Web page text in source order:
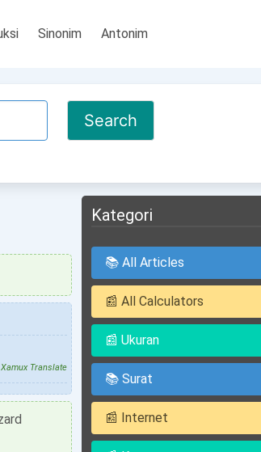
Sinonim Antonim
Xamux Translate
Kategori
📚 All Articles
📰 All Calculators
📰 Ukuran
📚 Surat
📰 Internet